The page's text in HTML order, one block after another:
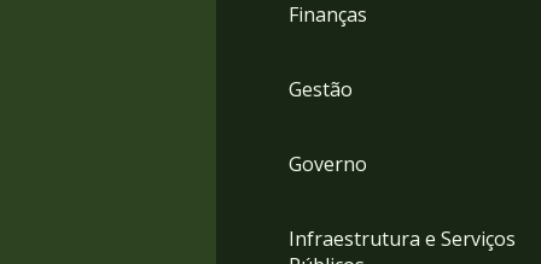
Finanças
Gestão
Governo
Infraestrutura e Serviços